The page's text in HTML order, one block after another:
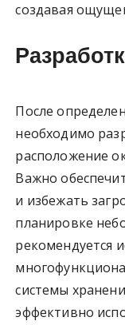
создавая
После
необходимо
расположение
Важно
и избежать
планировке
рекомендуется
системы
эффективно